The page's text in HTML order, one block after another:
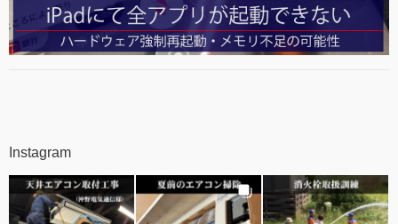
Instagram